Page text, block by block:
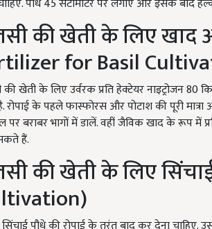
पौधे 45 सेंटीमीटर पर लगाएं और इसके बाद
की खेती के लिए खाद
for Basil
खेती के लिए उर्वरक प्रति हेक्टेयर नाइट्रोजन 80
रोपाई के पहले फास्फोरस और पोटाश की पूरी
पर बराबर भागों में डालें. वहीं जैविक खाद के रूप में
हैं.
की खेती के लिए